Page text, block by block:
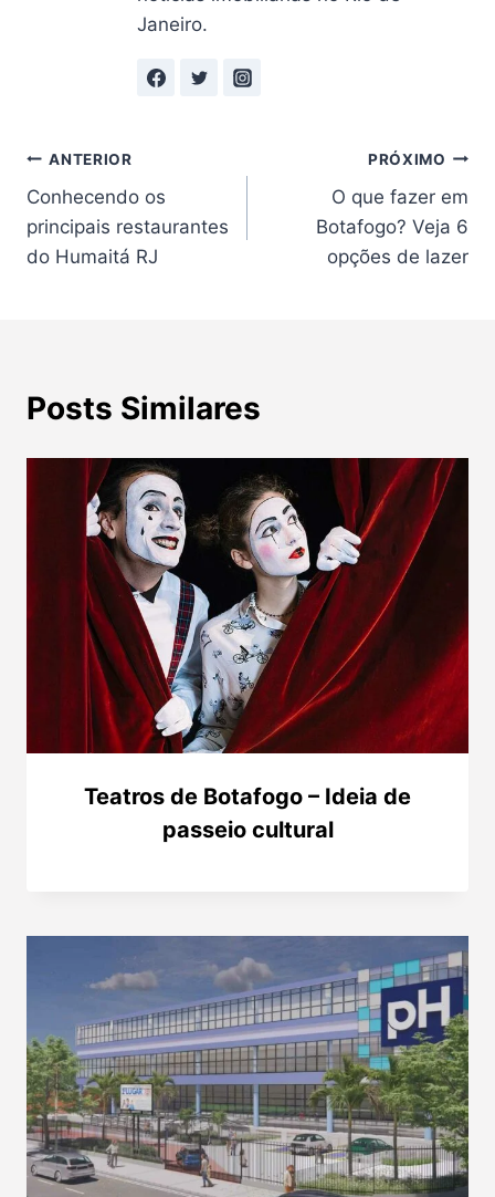
Janeiro.
Navegação
de
Post
ANTERIOR
Conhecendo os
principais restaurantes
do Humaitá RJ
PRÓXIMO
O que fazer em
Botafogo? Veja 6
opções de lazer
Posts Similares
Teatros de Botafogo – Ideia de
passeio cultural